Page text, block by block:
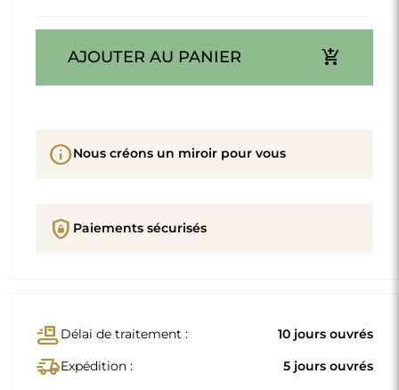
AJOUTER AU PANIER add_shopping_cart
infoNous créons un miroir pour vous
shield_lock Paiements sécurisés
conveyor_beltDélai de traitement : 10 jours ouvrés
delivery_truck_speedExpédition : 5 jours ouvrés